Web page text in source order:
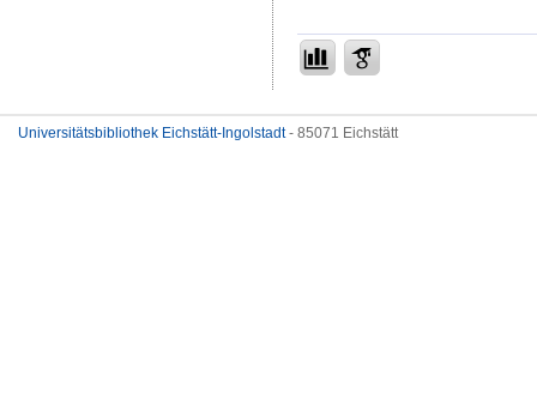
Universitätsbibliothek Eichstätt-Ingolstadt- 85071 Eichstätt